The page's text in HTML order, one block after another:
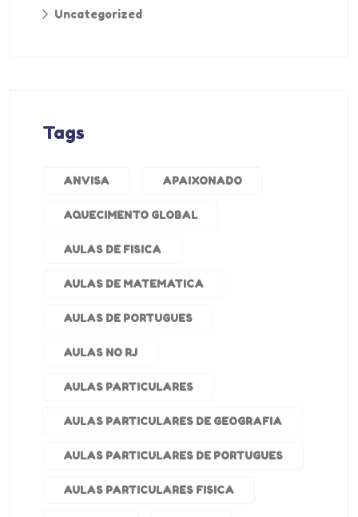
Uncategorized
Tags
ANVISA APAIXONADO
AQUECIMENTO GLOBAL
AULAS DE FISICA
AULAS DE MATEMATICA
AULAS DE PORTUGUES
AULAS NO RJ
AULAS PARTICULARES
AULAS PARTICULARES DE GEOGRAFIA
AULAS PARTICULARES DE PORTUGUES
AULAS PARTICULARES FISICA